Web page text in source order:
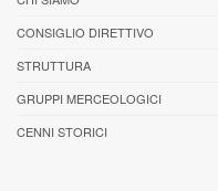
CONSIGLIO DIRETTIVO
STRUTTURA
GRUPPI MERCEOLOGICI
CENNI STORICI